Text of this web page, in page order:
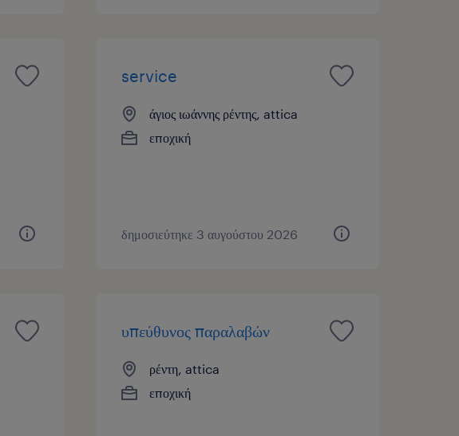
service
άγιος ιωάννης ρέντης, attica
εποχική
δημοσιεύτηκε 3 αυγούστου 2026
υπεύθυνος παραλαβών
ρέντη, attica
εποχική